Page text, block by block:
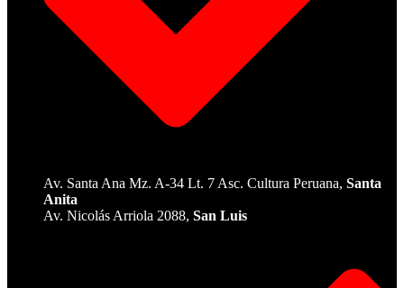
Av. Santa Ana Mz. A-34 Lt. 7 Asc. Cultura Peruana, Santa
Anita
Av. Nicolás Arriola 2088, San Luis